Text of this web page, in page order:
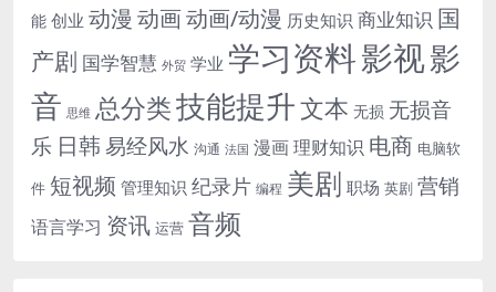
能 创业 动漫 动画动画/动漫 历史知识商业知识 国
产剧 国学智慧 外贸 学业 学习资料影视影
音 思维 总分类技能提升文本 无损 无损音
乐 日韩易经风水 沟通 法国 漫画理财知识 电商 电脑软
件 短视频 管理知识 纪录片 编程 美剧 职场 英剧 营销
语言学习 资讯 运营 音频